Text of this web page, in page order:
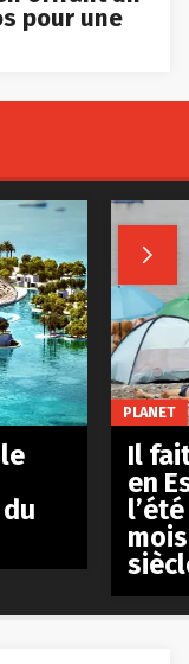
pour une

PLANET
Il
en